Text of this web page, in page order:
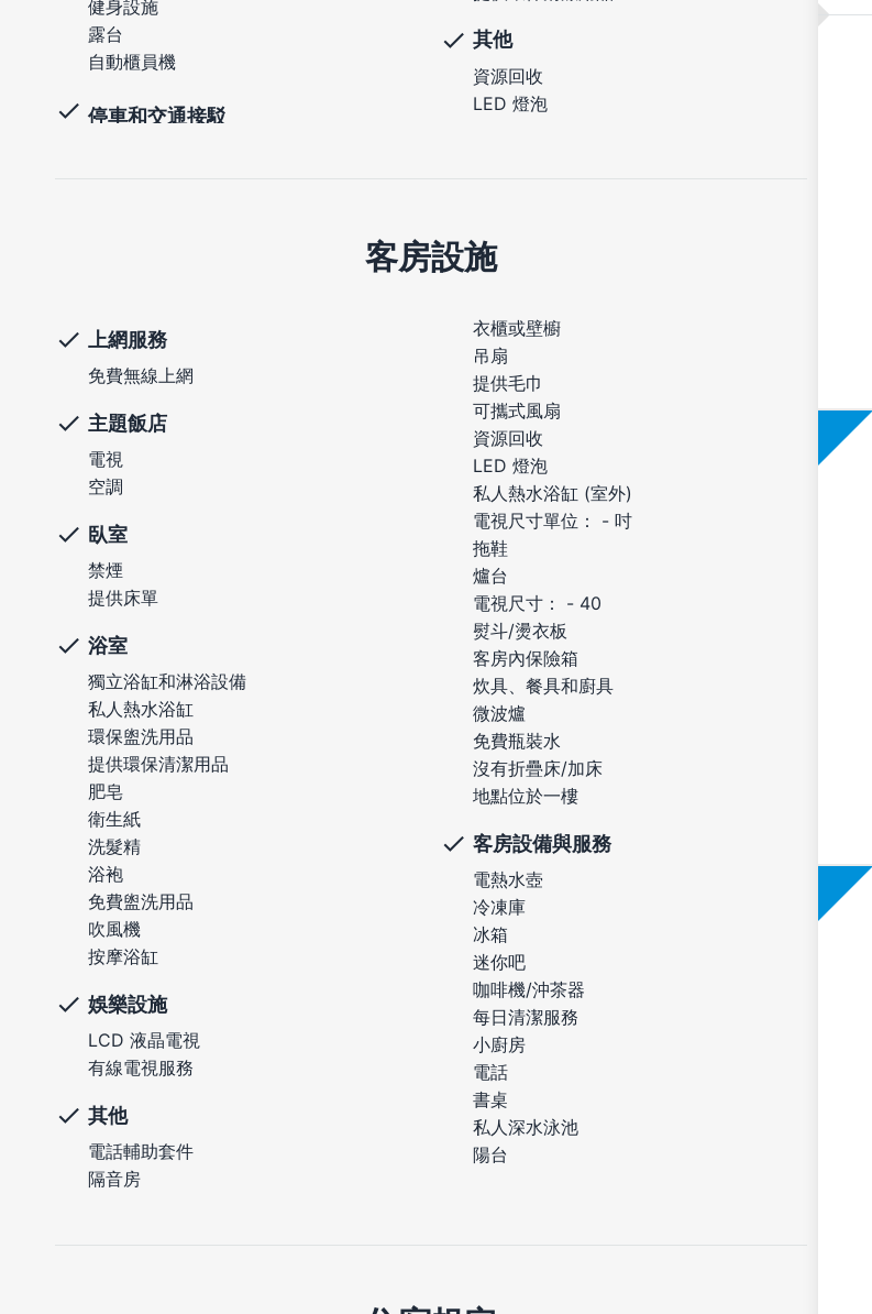
健身設施
露台
自動櫃員機
停車和交通接駁
其他
資源回收
LED 燈泡
客房設施
上網服務
免費無線上網
主題飯店
電視
空調
臥室
禁煙
提供床單
浴室
獨立浴缸和淋浴設備
私人熱水浴缸
環保盥洗用品
提供環保清潔用品
肥皂
衛生紙
洗髮精
浴袍
免費盥洗用品
吹風機
按摩浴缸
娛樂設施
LCD 液晶電視
有線電視服務
其他
電話輔助套件
隔音房
衣櫃或壁櫥
吊扇
提供毛巾
可攜式風扇
資源回收
LED 燈泡
私人熱水浴缸 (室外)
電視尺寸單位： - 吋
拖鞋
爐台
電視尺寸： - 40
熨斗/燙衣板
客房內保險箱
炊具、餐具和廚具
微波爐
免費瓶裝水
沒有折疊床/加床
地點位於一樓
客房設備與服務
電熱水壺
冷凍庫
冰箱
迷你吧
咖啡機/沖茶器
每日清潔服務
小廚房
電話
書桌
私人深水泳池
陽台